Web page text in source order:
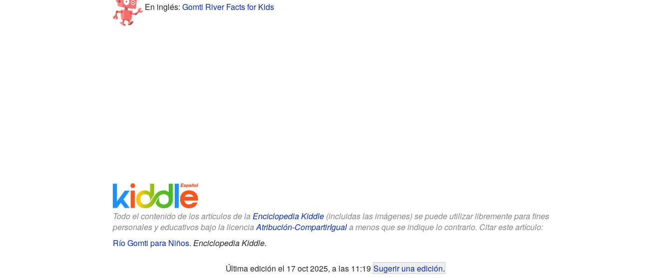
En inglés: Gomti River Facts for Kids
Todo el contenido de los artículos de la Enciclopedia Kiddle(incluidas las imágenes) se puede utilizar libremente para fines
personales y educativos bajo la licenciaAtribución-CompartirIguala menos que se indique lo contrario. Citar este artículo:
Río Gomti para Niños. Enciclopedia Kiddle.
Última edición el 17 oct 2025, a las 11:19 Sugerir una edición.